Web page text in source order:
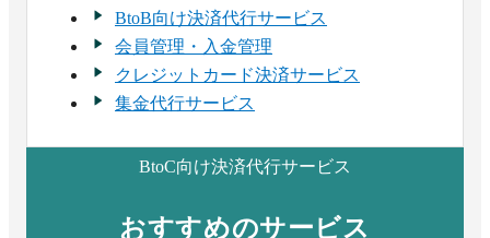
BtoB向け決済代行サービス
会員管理・入金管理
クレジットカード決済サービス
集金代行サービス
BtoC向け決済代行サービス
おすすめのサービス